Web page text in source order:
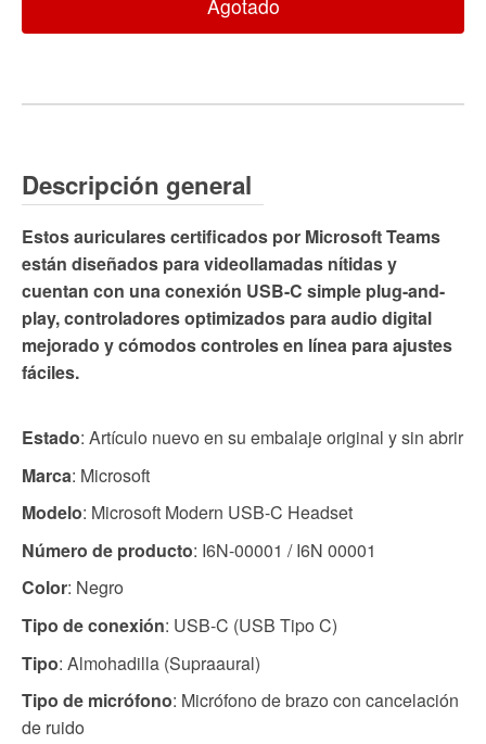
Agotado
Descripción general
Estos auriculares certificados por Microsoft Teams
están diseñados para videollamadas nítidas y
cuentan con una conexión USB-C simple plug-and-
play, controladores optimizados para audio digital
mejorado y cómodos controles en línea para ajustes
fáciles.
Estado: Artículo nuevo en su embalaje original y sin abrir
Marca: Microsoft
Modelo: Microsoft Modern USB-C Headset
Número de producto: I6N-00001 / I6N 00001
Color: Negro
Tipo de conexión: USB-C (USB Tipo C)
Tipo: Almohadilla (Supraaural)
Tipo de micrófono: Micrófono de brazo con cancelación
de ruido